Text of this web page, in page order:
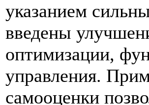
указанием
введены
оптимизации,
управления.
самооценки